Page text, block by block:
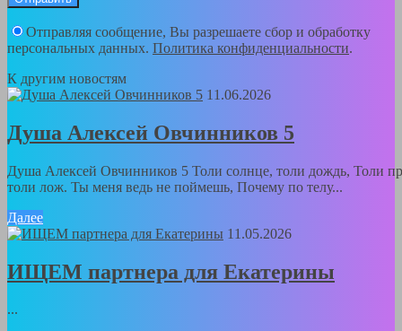
Отправляя сообщение, Вы разрешаете сбор и обработку
персональных данных. Политика конфиденциальности.
К другим новостям
11.06.2026
Душа Алексей Овчинников 5
Душа Алексей Овчинников 5 Толи солнце, толи дождь, Толи
толи лож. Ты меня ведь не поймешь, Почему по телу...
Далее
11.05.2026
ИЩЕМ партнера для Екатерины
...